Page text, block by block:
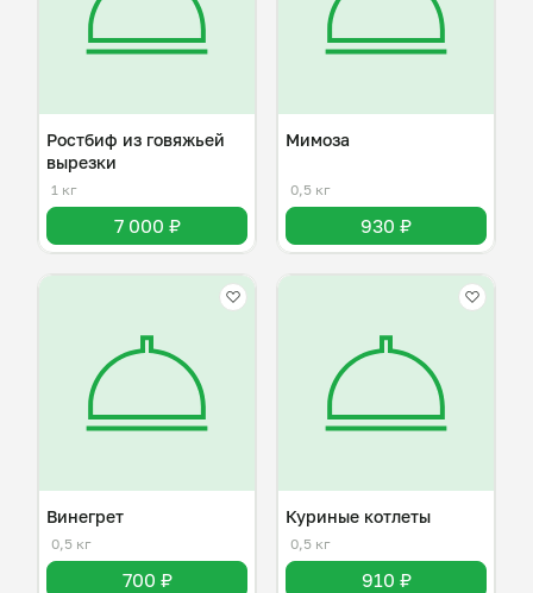
Ростбиф из говяжьей
вырезки
1 кг
7 000 ₽
Мимоза
0,5 кг
930 ₽
Винегрет
0,5 кг
700 ₽
Куриные котлеты
0,5 кг
910 ₽